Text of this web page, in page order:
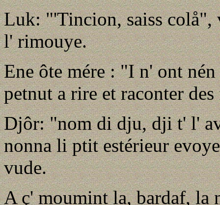
Luk: "'Tincion, saiss colå",
l' rimouye.
Ene ôte mére : "I n' ont
petnut a rire et raconter
Djôr: "nom di dju, dji t' l'
nonna li ptit estérieur
vude.
A ç' moumint la, bardaf, la